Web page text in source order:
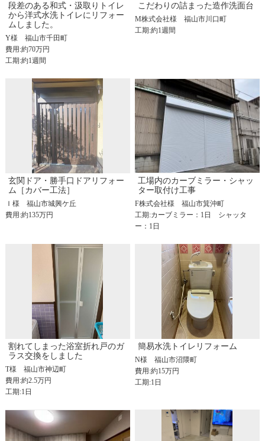
段差のある和式・汲取りトイレ
から洋式水洗トイレにリフォー
ムしました。
Y様福山市千田町
費用:約70万円
工期:約1週間
こだわりの詰まった造作洗面台
M株式会社様福山市川口町
工期:約1週間
玄関ドア・勝手口ドアリフォー
ム［カバー工法］
Ｉ様福山市城興ケ丘
費用:約135万円
工場内のカーブミラー・シャッ
ター取付け工事
F株式会社様福山市箕沖町
工期:カーブミラー：1日 シャッタ
ー：1日
割れてしまった浴室折れ戸のガ
ラス交換をしました
T様福山市神辺町
費用:約2.5万円
工期:1日
簡易水洗トイレリフォーム
N様福山市沼隈町
費用:約15万円
工期:1日